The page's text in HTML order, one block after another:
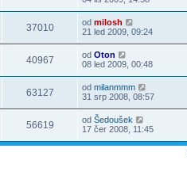
37010 od milosh
21 led 2009, 09:24
40967 od Oton
08 led 2009, 00:48
63127 od milanmmm
31 srp 2008, 08:57
56619 od Šedoušek
17 čer 2008, 11:45